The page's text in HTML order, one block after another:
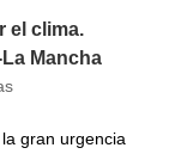
el clima.
Mancha
gran urgencia